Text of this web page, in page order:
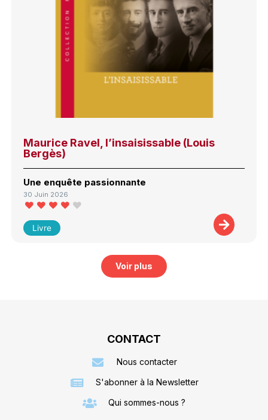
Maurice Ravel, l’insaisissable (Louis
Bergès)
Une enquête passionnante
30 Juin 2026
Livre
Voir plus
CONTACT
Nous contacter
S'abonner à la Newsletter
Qui sommes-nous ?